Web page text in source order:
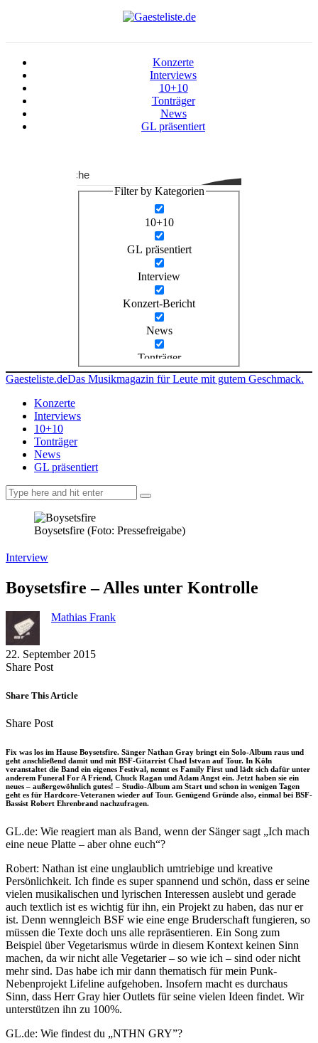
Konzerte
Interviews
10+10
Tonträger
News
GL präsentiert
Suche
Filter by Kategorien
10+10
GL präsentiert
Interview
Konzert-Bericht
News
Tonträger
Gaesteliste.deDas Musikmagazin für Leute mit gutem Geschmack.
Konzerte
Interviews
10+10
Tonträger
News
GL präsentiert
Boysetsfire (Foto: Pressefreigabe)
Interview
Boysetsfire – Alles unter Kontrolle
Mathias Frank
22. September 2015
Share PostShare
Facebook
Copy
to
Send
via
Share This Article
Share PostShare
Facebook
Copy
to
clipboard
Send
via
eMail
Fix was los im Hause Boysetsfire. Sänger Nathan Gray bringt ein Solo-Album raus und
geht anschließend damit und mit BSF-Gitarrist Chad Istvan auf Tour. In Köln
veranstaltet die Band ein eigenes Festival, nennt es Family First und lädt sich dafür unter
anderem Funeral For A Friend, Chuck Ragan und Adam Angst ein. Jetzt haben sie ein
neues – außergewöhnlich gutes! – Studio-Album am Start und schon in wenigen Tagen
geht es für Hardcore-Veteranen wieder auf Tour. Genügend Gründe also, einmal bei BSF-
Bassist Robert Ehrenbrand nachzufragen.
GL.de: Wie reagiert man als Band, wenn der Sänger sagt „Ich mach
eine neue Platte – aber ohne euch“?
Robert: Nathan ist eine unglaublich umtriebige und kreative
Persönlichkeit. Ich finde es super spannend und schön, dass er seine
vielen musikalischen und lyrischen Interessen auslebt und gerade
auch textlich ist es wichtig für ihn, ein Projekt zu haben, das nur er
ist. Denn wenngleich BSF wie eine enge Bruderschaft fungieren, so
müssen die Texte doch uns alle repräsentieren. Ein Song zum
Beispiel über Vegetarismus würde in diesem Kontext keinen Sinn
machen, da wir nicht alle Vegetarier – so wie ich – sind oder nicht
mehr sind. Das habe ich mir dann thematisch für mein Punk-
Nebenprojekt Lifeline aufgehoben. Insofern macht es durchaus
Sinn, dass Herr Gray hier Outlets für seine vielen Ideen findet. Wir
unterstützen ihn zu 100%.
GL.de: Wie findest du „NTHN GRY”?